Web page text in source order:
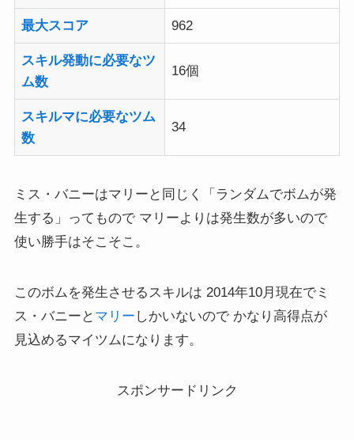
最大スコア 962
スキル発動に必要なツ
ム数
16個
スキルマに必要なツム
数
34
ミス・バニーはマリーと同じく「ランダムでボムが発
生する」ってもので マリーよりは発生数が多いので
使い勝手はそこそこ。
このボムを発生させるスキルは 2014年10月現在でミ
ス・バニーと マリー しかいないので かなり高得点が
見込めるマイツムになります。
スポンサードリンク